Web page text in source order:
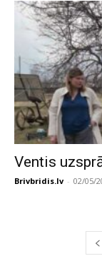
Ventis
Brivbridis.lv - 02/05/